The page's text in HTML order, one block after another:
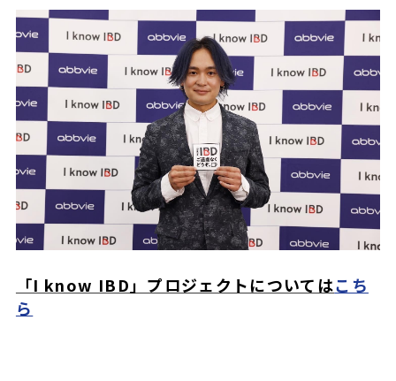
「I know IBD」プロジェクトについてはこち
ら